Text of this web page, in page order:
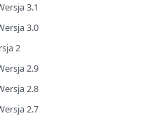
3.1
3.0
2
2.9
2.8
2.7